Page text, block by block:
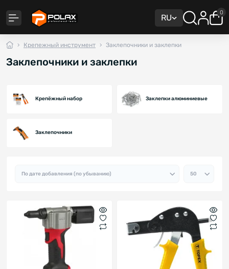
RU
0
Крепежный инструмент Заклепочники и заклепки
Заклепочники и заклепки
Крепёжный набор Заклепки алюминиевые
Заклепочники